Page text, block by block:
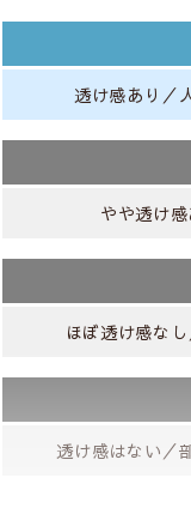
透け感あり／
やや透け
ほぼ透け感な
透け感はない／